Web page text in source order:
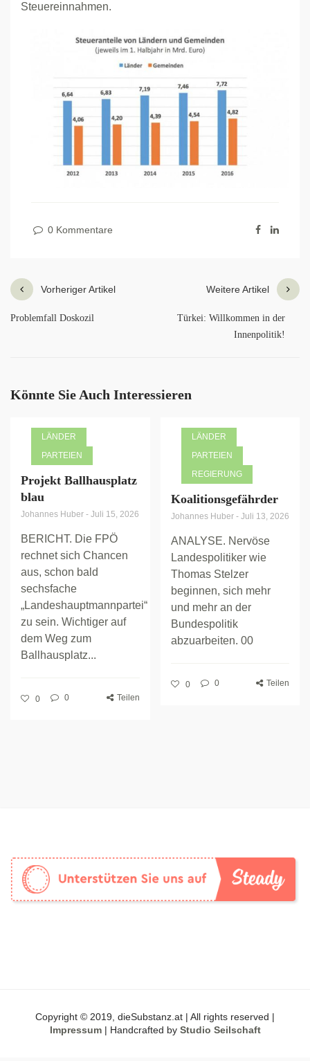
Steuereinnahmen.
0 Kommentare
Vorheriger Artikel
Problemfall Doskozil
Weitere Artikel
Türkei: Willkommen in der
Innenpolitik!
Könnte Sie Auch Interessieren
LÄNDER
PARTEIEN
Projekt Ballhausplatz
blau
Johannes Huber - Juli 15, 2026
BERICHT. Die FPÖ
rechnet sich Chancen
aus, schon bald
sechsfache
„Landeshauptmannpartei“
zu sein. Wichtiger auf
dem Weg zum
Ballhausplatz...
0 0 Teilen
LÄNDER
PARTEIEN
REGIERUNG
Koalitionsgefährder
Johannes Huber - Juli 13, 2026
ANALYSE. Nervöse
Landespolitiker wie
Thomas Stelzer
beginnen, sich mehr
und mehr an der
Bundespolitik
abzuarbeiten. 00
0 0 Teilen
Copyright © 2019, dieSubstanz.at | All rights reserved |
Impressum| Handcrafted by Studio Seilschaft